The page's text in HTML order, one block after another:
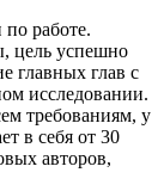
работе.
цель успешно
главных глав с
исследовании.
требованиям, у
в себя от 30
авторов,